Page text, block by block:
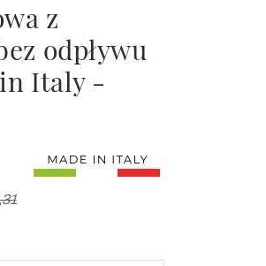
z
odpływu
Italy -